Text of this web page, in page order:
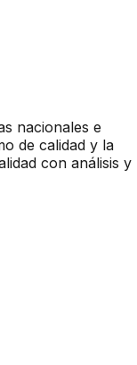
nacionales e
de calidad y la
con análisis y